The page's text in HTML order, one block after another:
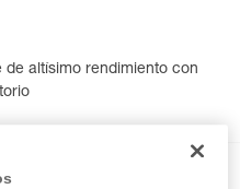
de altísimo rendimiento con